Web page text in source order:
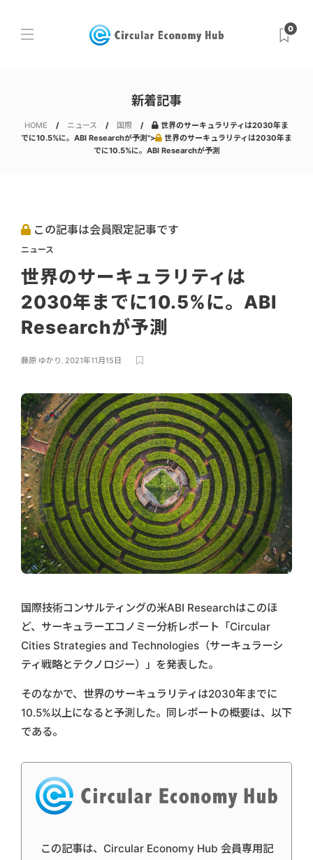
0
新着記事
HOME ニュース 国際
世界のサーキュラリティは2030年ま
でに10.5%に。ABI Researchが予測">
世界のサーキュラリティは2030年ま
でに10.5%に。ABI Researchが予測
この記事は会員限定記事です
ニュース
世界のサーキュラリティは
2030年までに10.5%に。ABI
Researchが予測
藤原 ゆかり , 2021年11月15日
国際技術コンサルティングの米ABI Researchはこのほ
ど、サーキュラーエコノミー分析レポート「Circular
Cities Strategies and Technologies（サーキュラーシ
ティ戦略とテクノロジー）」を発表した。
そのなかで、世界のサーキュラリティは2030年までに
10.5%以上になると予測した。同レポートの概要は、以下
である。
この記事は、Circular Economy Hub 会員専用記